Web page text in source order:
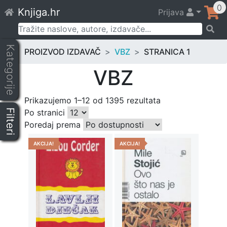
to
content
Knjiga.hr Prijava 0
Pretraži:
Kategorije
Filteri
PROIZVOD IZDAVAČ VBZ STRANICA 1
VBZ
Prikazujemo 1–12 od 1395 rezultata
Po stranici
Poredaj prema
AKCIJA! AKCIJA!